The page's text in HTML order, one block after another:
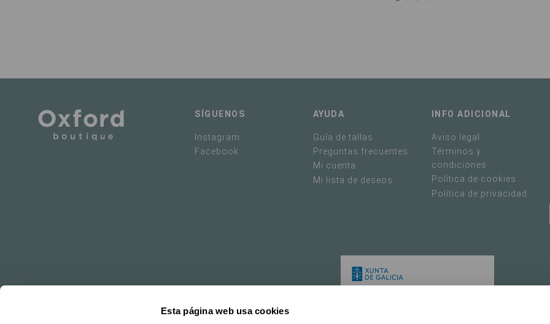
Esta página web usa cookies
SÍGUENOS
Instagram
Facebook
AYUDA
Guía de tallas
Preguntas frecuentes
Mi cuenta
Mi lista de deseos
INFO ADICIONAL
Aviso legal
Términos y
condiciones
Política de cookies
Política de privacidad